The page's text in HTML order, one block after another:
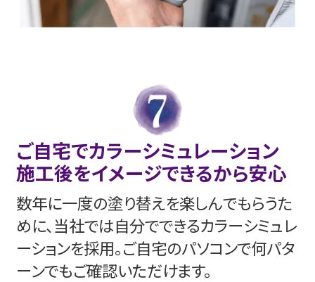
ご自宅でカラーシミュレーション
施工後をイメージできるから安心
数年に一度の塗り替えを楽しんでもらうた
めに、当社では自分でできるカラーシミュレ
ーションを採用。ご自宅のパソコンで何パタ
ーンでもご確認いただけます。